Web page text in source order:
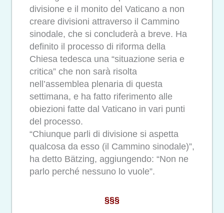
divisione e il monito del Vaticano a non
creare divisioni attraverso il Cammino
sinodale, che si concluderà a breve. Ha
definito il processo di riforma della
Chiesa tedesca una “situazione seria e
critica” che non sarà risolta
nell’assemblea plenaria di questa
settimana, e ha fatto riferimento alle
obiezioni fatte dal Vaticano in vari punti
del processo.
“Chiunque parli di divisione si aspetta
qualcosa da esso (il Cammino sinodale)”,
ha detto Bätzing, aggiungendo: “Non ne
parlo perché nessuno lo vuole”.
§§§